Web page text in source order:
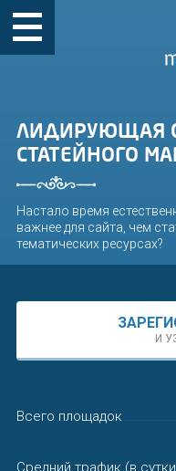
ЛИДИРУЮЩАЯ
СТАТЕЙНОГО
Настало время
важнее для сайта, чем
тематических ресурсах?
И
Всего площадок
Средний трафик (в